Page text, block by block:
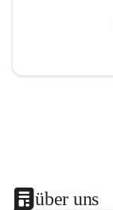
über uns